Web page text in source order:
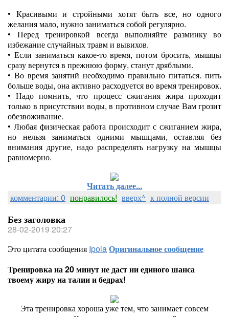
• Красивыми и стройными хотят быть все, но одного
желания мало, нужно заниматься собой регулярно.
•
Перед тренировкой всегда выполняйте разминку во
избежание случайных травм и вывихов.
• Если заниматься какое-то время, потом бросить, мышцы
сразу вернутся в прежнюю форму, станут дряблыми.
• Во время занятий необходимо правильно питаться. пить
больше воды, она активно расходуется во время тренировок.
• Надо помнить, что процесс сжигания жира проходит
только в присутствии воды, в противном случае Вам грозит
обезвоживание.
• Любая физическая работа происходит с сжиганием жира,
но нельзя заниматься одними мышцами, оставляя без
внимания другие, надо распределять нагрузку на мышцы
равномерно.
Читать далее...
комментарии: 0 понравилось! вверх^ к полной версии
Без заголовка
28-02-2019 20:27
Это цитата сообщения IpolaОригинальное сообщение
Тренировка на 20 минут не даст ни единого шанса
твоему жиру на талии и бедрах!
Эта тренировка хороша уже тем, что занимает совсем